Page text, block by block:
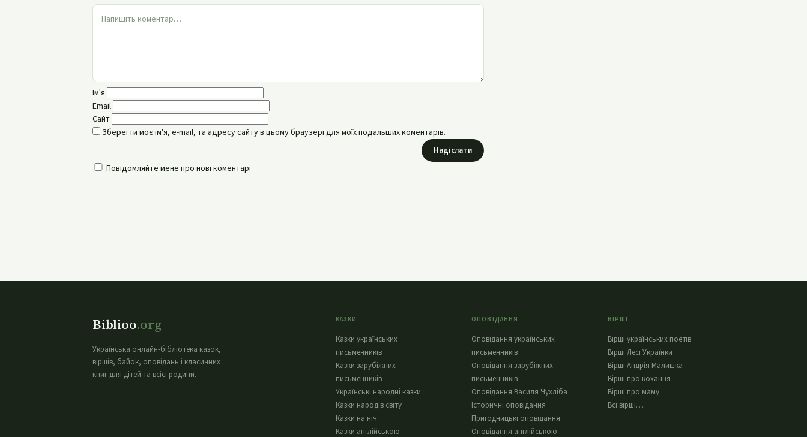
Ім'я
Email
Сайт
Зберегти моє ім'я, e-mail, та адресу сайту в цьому браузері для моїх подальших коментарів.
Надіслати
Повідомляйте мене про нові коментарі
Biblioo.org
Українська онлайн-бібліотека казок,
віршів, байок, оповідань і класичних
книг для дітей та всієї родини.
КАЗКИ
Казки українських
письменників
Казки зарубіжних
письменників
Українські народні казки
Казки народів світу
Казки на ніч
Казки англійською
ОПОВІДАННЯ
Оповідання українських
письменників
Оповідання зарубіжних
письменників
Оповідання Василя Чухліба
Історичні оповідання
Пригодницькі оповідання
Оповідання англійською
ВІРШІ
Вірші українських поетів
Вірші Лесі Українки
Вірші Андрія Малишка
Вірші про кохання
Вірші про маму
Всі вірші…